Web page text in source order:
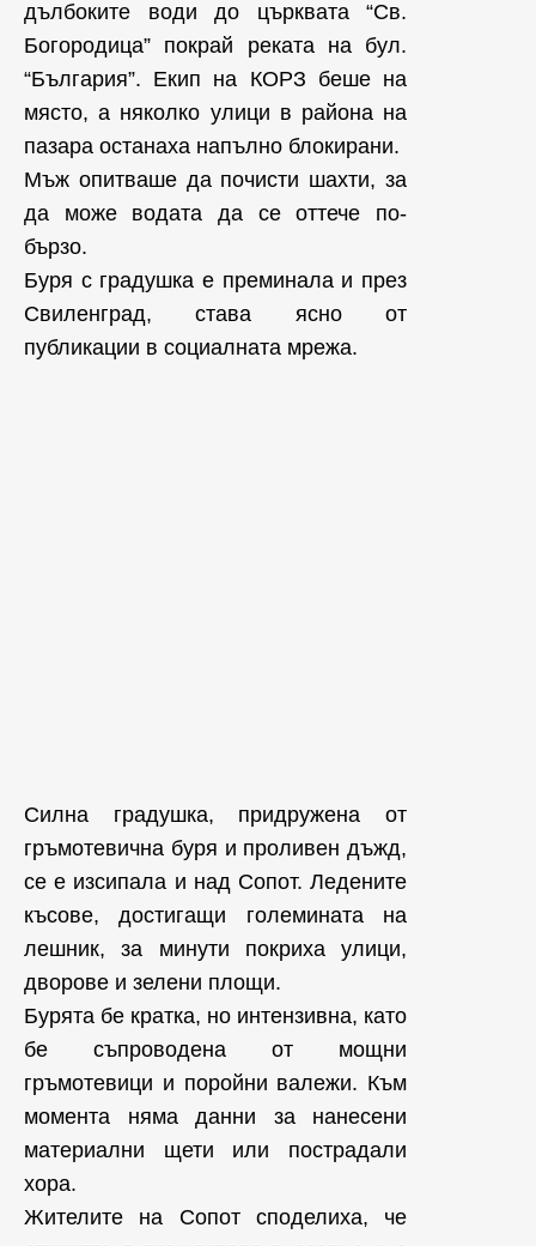
дълбоките води до църквата “Св.
Богородица” покрай реката на бул.
“България”. Екип на КОРЗ беше на
място, а няколко улици в района на
пазара останаха напълно блокирани.
Мъж опитваше да почисти шахти, за
да може водата да се оттече по-
бързо.
Буря с градушка е преминала и през
Свиленград, става ясно от
публикации в социалната мрежа.
Силна градушка, придружена от
гръмотевична буря и проливен дъжд,
се е изсипала и над Сопот. Ледените
късове, достигащи големината на
лешник, за минути покриха улици,
дворове и зелени площи.
Бурята бе кратка, но интензивна, като
бе съпроводена от мощни
гръмотевици и поройни валежи. Към
момента няма данни за нанесени
материални щети или пострадали
хора.
Жителите на Сопот споделиха, че